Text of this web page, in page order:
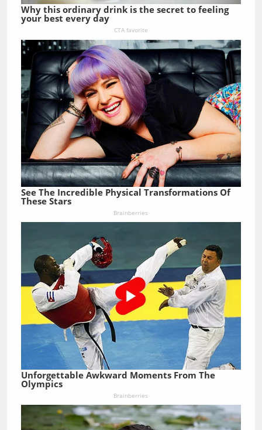
Why this ordinary drink is the secret to feeling
your best every day
CTA favorite
See The Incredible Physical Transformations Of
These Stars
Brainberries
Unforgettable Awkward Moments From The
Olympics
Brainberries